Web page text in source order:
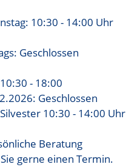
10:30 - 14:00 Uhr
Geschlossen
- 18:00
Geschlossen
10:30 - 14:00 Uhr
Beratung
gerne einen Termin.